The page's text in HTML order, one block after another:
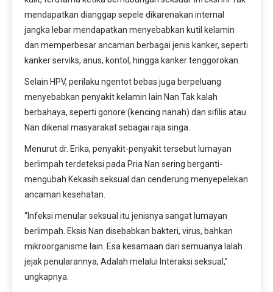
mendapatkan dianggap sepele dikarenakan internal
jangka lebar mendapatkan menyebabkan kutil kelamin
dan memperbesar ancaman berbagai jenis kanker, seperti
kanker serviks, anus, kontol, hingga kanker tenggorokan.
Selain HPV, perilaku ngentot bebas juga berpeluang
menyebabkan penyakit kelamin lain Nan Tak kalah
berbahaya, seperti gonore (kencing nanah) dan sifilis atau
Nan dikenal masyarakat sebagai raja singa.
Menurut dr. Erika, penyakit-penyakit tersebut lumayan
berlimpah terdeteksi pada Pria Nan sering berganti-
mengubah Kekasih seksual dan cenderung menyepelekan
ancaman kesehatan.
“Infeksi menular seksual itu jenisnya sangat lumayan
berlimpah. Eksis Nan disebabkan bakteri, virus, bahkan
mikroorganisme lain. Esa kesamaan dari semuanya Ialah
jejak penularannya, Adalah melalui Interaksi seksual,”
ungkapnya.